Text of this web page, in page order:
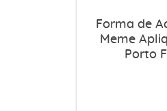
Forma de
Meme
Porto